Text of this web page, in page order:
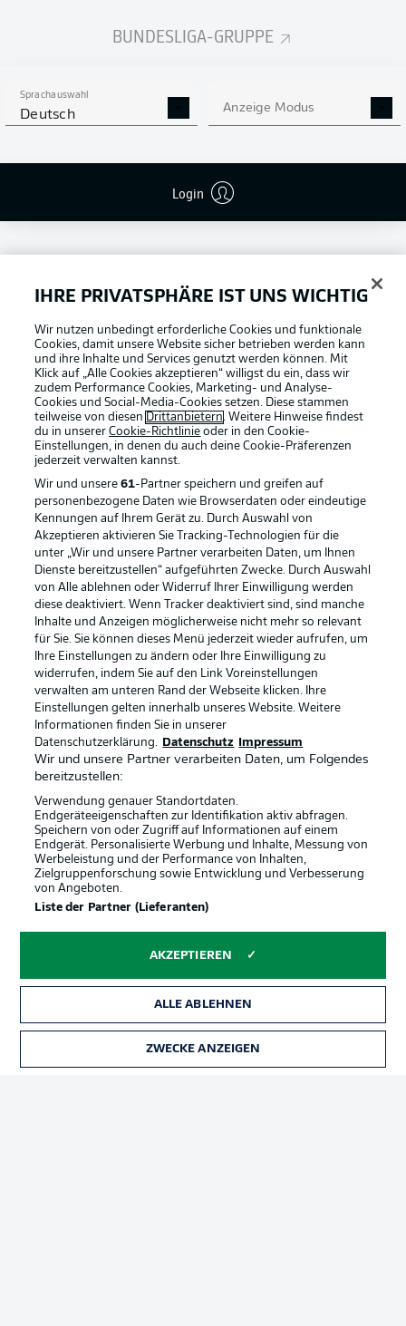
BUNDESLIGA-GRUPPE
Sprachauswahl
Deutsch Anzeige Modus
Login
Football as it's meant to be
BUNDESLIGA APP
Offizielle Partner
Rechtliche Hinweise Voreinstellungen verwalten
Datenschutz Nutzungsbedingungen
Kontakt
Liveticker
AGB
IHRE PRIVATSPHÄRE IST UNS WICHTIG
Wir nutzen unbedingt erforderliche Cookies und funktionale
Cookies, damit unsere Website sicher betrieben werden kann
und ihre Inhalte und Services genutzt werden können. Mit
Klick auf „Alle Cookies akzeptieren“ willigst du ein, dass wir
zudem Performance Cookies, Marketing- und Analyse-
Cookies und Social-Media-Cookies setzen. Diese stammen
teilweise von diesen Drittanbietern. Weitere Hinweise findest
du in unsererCookie-Richtlinie oder in den Cookie-
Einstellungen, in denen du auch deine Cookie-Präferenzen
jederzeit verwalten kannst.
Wir und unsere61-Partner speichern und greifen auf
personenbezogene Daten wie Browserdaten oder eindeutige
Kennungen auf Ihrem Gerät zu. Durch Auswahl von
Akzeptieren aktivieren Sie Tracking-Technologien für die
unter „Wir und unsere Partner verarbeiten Daten, um Ihnen
Dienste bereitzustellen“ aufgeführten Zwecke. Durch Auswahl
von Alle ablehnen oder Widerruf Ihrer Einwilligung werden
diese deaktiviert. Wenn Tracker deaktiviert sind, sind manche
Inhalte und Anzeigen möglicherweise nicht mehr so relevant
für Sie. Sie können dieses Menü jederzeit wieder aufrufen, um
Ihre Einstellungen zu ändern oder Ihre Einwilligung zu
widerrufen, indem Sie auf den Link Voreinstellungen
verwalten am unteren Rand der Webseite klicken. Ihre
Einstellungen gelten innerhalb unseres Website. Weitere
Informationen finden Sie in unserer
Datenschutzerklärung.
Datenschutz Impressum
Wir und unsere Partner verarbeiten Daten, um Folgendes
bereitzustellen:
Verwendung genauer Standortdaten.
Endgeräteeigenschaften zur Identifikation aktiv abfragen.
Speichern von oder Zugriff auf Informationen auf einem
Endgerät. Personalisierte Werbung und Inhalte, Messung von
Werbeleistung und der Performance von Inhalten,
Zielgruppenforschung sowie Entwicklung und Verbesserung
von Angeboten.
Liste der Partner (Lieferanten)
AKZEPTIEREN
ALLE ABLEHNEN
ZWECKE ANZEIGEN